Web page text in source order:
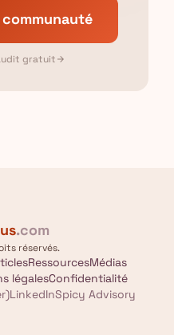
gratuit arrow_forward
.com
réservés.
RessourcesMédias
légalesConfidentialité
LinkedInSpicy Advisory